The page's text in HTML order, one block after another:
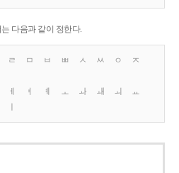
다음과 같이 정한다.
ㄹ ㅁ ㅂ ㅃ ㅅ ㅆ ㅇ
ㅈ
ㅔ ㅕ ㅖ ㅗ ㅘ ㅙ ㅚ
ㅛ